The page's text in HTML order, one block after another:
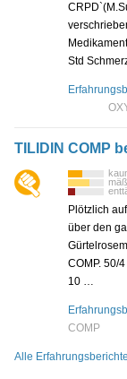
Std
TILIDIN COMP
Plötzlich
über den
COMP. 50/
10 …
COMP
Alle